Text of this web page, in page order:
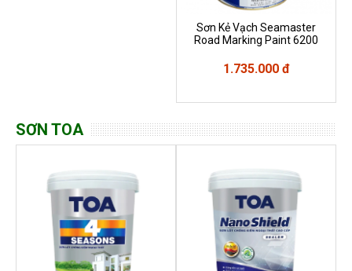
Sơn Kẻ Vạch Seamaster
Road Marking Paint 6200
1.735.000 đ
SƠN TOA